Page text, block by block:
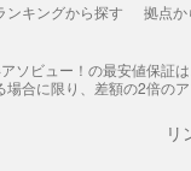
ンキングから探す 拠点か
ソビュー！の最安値保証
場合に限り、差額の2倍の
リ